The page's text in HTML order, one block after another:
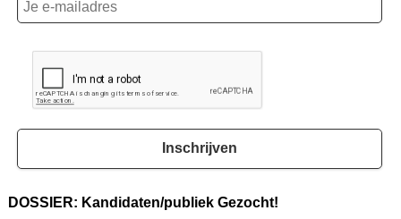
Inschrijven
DOSSIER: Kandidaten/publiek Gezocht!